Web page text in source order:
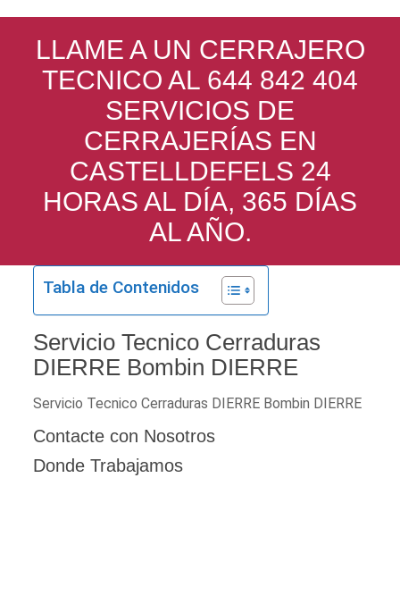
LLAME A UN CERRAJERO
TECNICO AL 644 842 404
SERVICIOS DE
CERRAJERÍAS EN
CASTELLDEFELS 24
HORAS AL DÍA, 365 DÍAS
AL AÑO.
Tabla de Contenidos
Servicio Tecnico Cerraduras
DIERRE Bombin DIERRE
Servicio Tecnico Cerraduras DIERRE Bombin DIERRE
Contacte con Nosotros
Donde Trabajamos